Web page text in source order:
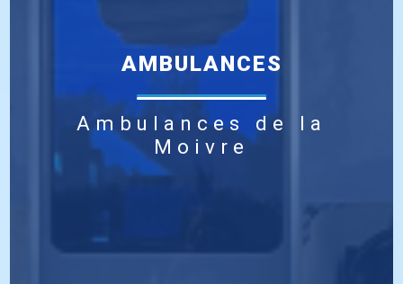
AMBULANCES
Ambulances de la
Moivre